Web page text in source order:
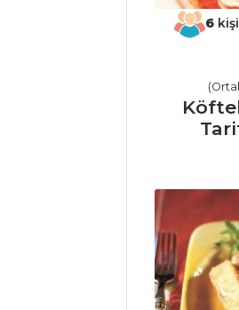
Tarifi, Nasıl Yapılır?
Domates Soslu
Pirzola Tarifi, Nasıl
6kişi